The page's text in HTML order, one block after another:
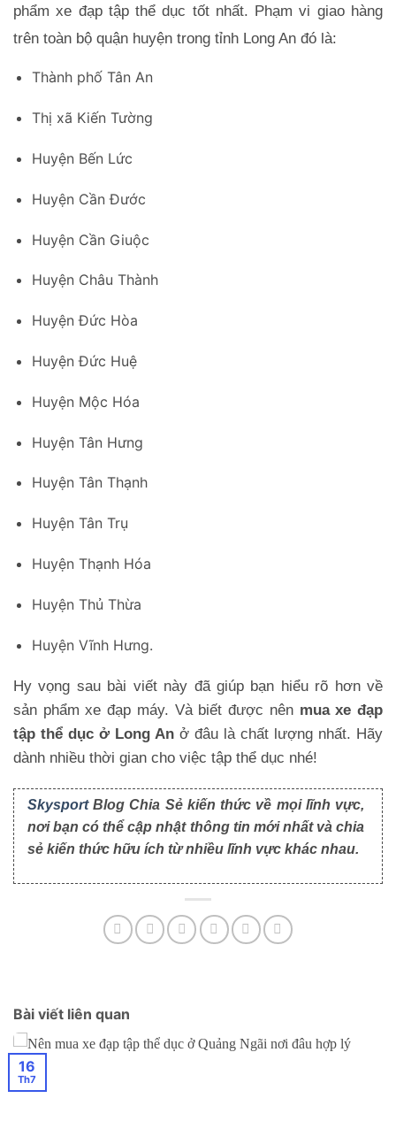
phẩm xe đạp tập thể dục tốt nhất. Phạm vi giao hàng
trên toàn bộ quận huyện trong tỉnh Long An đó là:
Thành phố Tân An
Thị xã Kiến Tường
Huyện Bến Lức
Huyện Cần Đước
Huyện Cần Giuộc
Huyện Châu Thành
Huyện Đức Hòa
Huyện Đức Huệ
Huyện Mộc Hóa
Huyện Tân Hưng
Huyện Tân Thạnh
Huyện Tân Trụ
Huyện Thạnh Hóa
Huyện Thủ Thừa
Huyện Vĩnh Hưng.
Hy vọng sau bài viết này đã giúp bạn hiểu rõ hơn về
sản phẩm xe đạp máy. Và biết được nên mua xe đạp
tập thể dục ở Long An ở đâu là chất lượng nhất. Hãy
dành nhiều thời gian cho việc tập thể dục nhé!
SkysportBlog Chia Sẻ kiến thức về mọi lĩnh vực,
nơi bạn có thể cập nhật thông tin mới nhất và chia
sẻ kiến thức hữu ích từ nhiều lĩnh vực khác nhau.
Bài viết liên quan
16
Th7